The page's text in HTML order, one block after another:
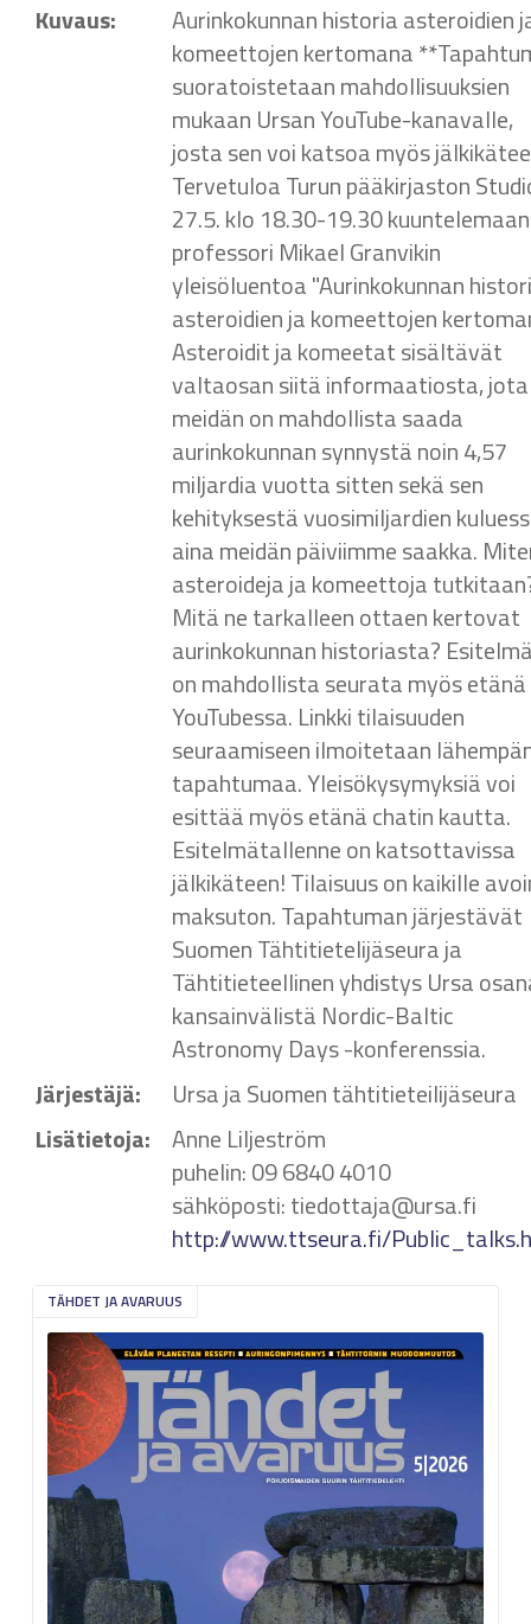
Kuvaus:
Aurinkokunnan historia asteroidien
komeettojen kertomana
suoratoistetaan mahdollisuuksien
mukaan Ursan YouTube-kanavalle,
josta sen voi katsoa myös
Tervetuloa Turun pääkirjaston
27.5. klo 18.30-19.30 kuuntelemaan
professori Mikael Granvikin
yleisöluentoa "Aurinkokunnan
asteroidien ja komeettojen
Asteroidit ja komeetat sisältävät
valtaosan siitä informaatiosta, jota
meidän on mahdollista saada
aurinkokunnan synnystä noin 4,57
miljardia vuotta sitten sekä sen
kehityksestä vuosimiljardien
aina meidän päiviimme saakka.
asteroideja ja komeettoja
Mitä ne tarkalleen ottaen kertovat
aurinkokunnan historiasta?
on mahdollista seurata myös etänä
YouTubessa. Linkki tilaisuuden
seuraamiseen ilmoitetaan
tapahtumaa. Yleisökysymyksiä voi
esittää myös etänä chatin kautta.
Esitelmätallenne on katsottavissa
jälkikäteen! Tilaisuus on kaikille
maksuton. Tapahtuman järjestävät
Suomen Tähtitietelijäseura ja
Tähtitieteellinen yhdistys Ursa
kansainvälistä Nordic-Baltic
Astronomy Days -konferenssia.
Järjestäjä:
Ursa ja Suomen tähtitieteilijäseura
Lisätietoja:
Anne Liljeström
puhelin: 09 6840 4010
sähköposti: tiedottaja@ursa.fi
http://www.ttseura.fi/
TÄHDET JA AVARUUS